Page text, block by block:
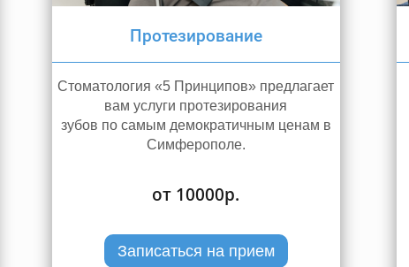
Протезирование
Стоматология «5 Принципов» предлагает
вам услуги протезирования
зубов по самым демократичным ценам в
Симферополе.
от 10000р.
Записаться на прием